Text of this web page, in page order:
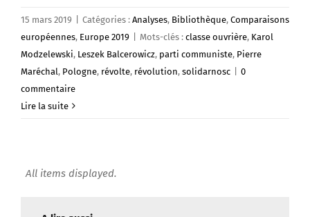
15 mars 2019 Catégories : Analyses, Bibliothèque, Comparaisons
européennes, Europe 2019 Mots-clés : classe ouvrière, Karol
Modzelewski, Leszek Balcerowicz, parti communiste, Pierre
Maréchal, Pologne, révolte, révolution, solidarnosc
0
commentaire
Lire la suite